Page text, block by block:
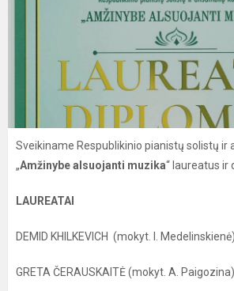
Sveikiname Respublikinio pianistų solistų ir
„Amžinybe alsuojanti muzika“ laureatus ir
LAUREATAI
DEMID KHILKEVICH (mokyt. I. Medelinskienė)
GRETA ČERAUSKAITĖ (mokyt. A. Paigozina)